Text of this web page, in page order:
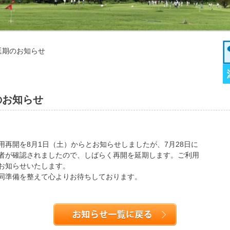
のお知らせ
知らせ
再開を8月1日（土）からとお知らせしましたが、7月28日に
が確認されましたので、しばらく再開を延期します。ご利用
らせいたします。
備を整えて心よりお待ちしております。